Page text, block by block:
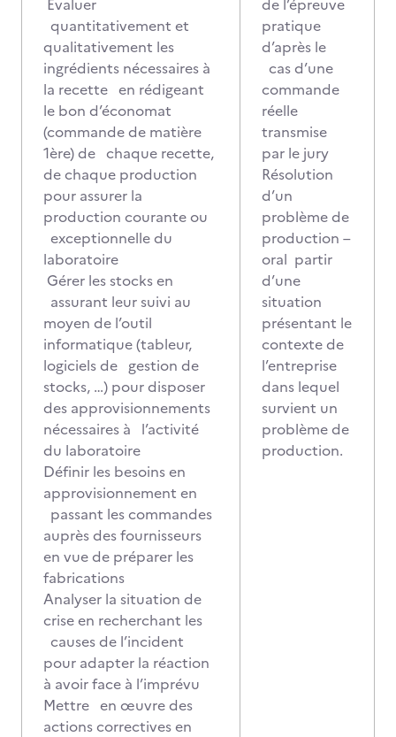
Evaluer
quantitativement et
qualitativement les
ingrédients nécessaires à
la recette en rédigeant
le bon d’économat
(commande de matière
1ère) de chaque recette,
de chaque production
pour assurer la
production courante ou
exceptionnelle du
laboratoire
Gérer les stocks en
assurant leur suivi au
moyen de l’outil
informatique (tableur,
logiciels de gestion de
stocks, …) pour disposer
des approvisionnements
nécessaires à l’activité
du laboratoire
Définir les besoins en
approvisionnement en
passant les commandes
auprès des fournisseurs
en vue de préparer les
fabrications
Analyser la situation de
crise en recherchant les
causes de l’incident
pour adapter la réaction
à avoir face à l’imprévu
Mettre en œuvre des
actions correctives en
de l’épreuve
pratique
d’après le
cas d’une
commande
réelle
transmise
par le jury
Résolution
d’un
problème de
production –
oral partir
d’une
situation
présentant le
contexte de
l’entreprise
dans lequel
survient un
problème de
production.